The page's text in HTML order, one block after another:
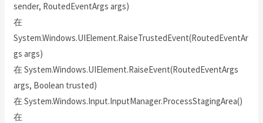
sender, RoutedEventArgs args)
在
System.Windows.UIElement.RaiseTrustedEvent(RoutedEventAr
gs args)
在 System.Windows.UIElement.RaiseEvent(RoutedEventArgs
args, Boolean trusted)
在 System.Windows.Input.InputManager.ProcessStagingArea()
在